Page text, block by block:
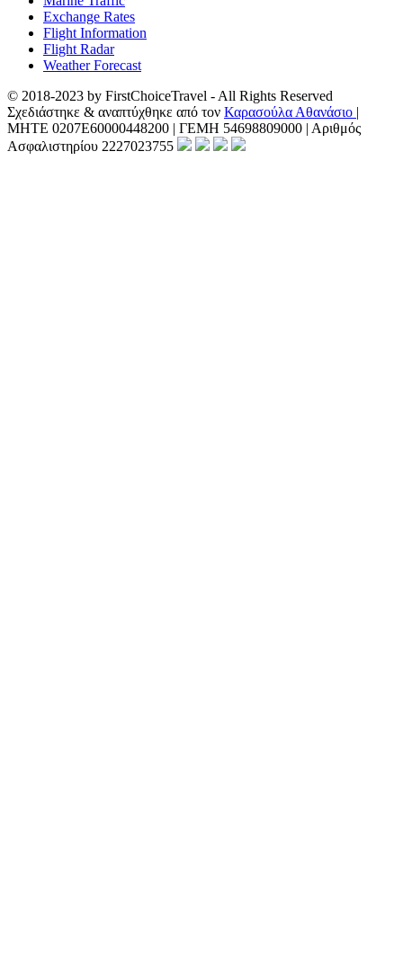
Exchange Rates
Flight Information
Flight Radar
Weather Forecast
© 2018-2023 by FirstChoiceTravel - All Rights Reserved
Σχεδιάστηκε & αναπτύχθηκε από τον Καρασούλα Αθανάσιο |
ΜΗΤΕ 0207Ε60000448200 | ΓΕΜΗ 54698809000 | Αριθμός
Ασφαλιστηρίου 2227023755